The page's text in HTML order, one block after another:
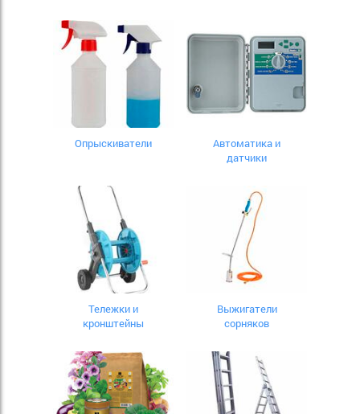
Опрыскиватели
Автоматика и
датчики
Тележки и
кронштейны
Выжигатели
сорняков